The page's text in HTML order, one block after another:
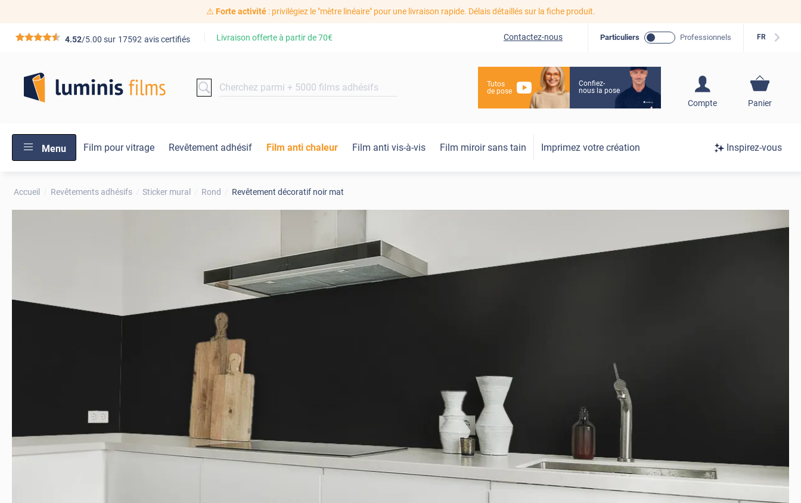
⚠️ Forte activité: privilégiez le "mètre linéaire" pour une livraison rapide. Délais détaillés sur la fiche produit.
*****4.52/5.00 sur 17592 avis certifiés Livraison offerte à partir de70€ Contactez-nous Particuliers Professionnels FR
Tutos
de pose
Confiez-
nous la pose
Compte
S'inscrire / Se
Panier
Menu Film pour vitrage Revêtement adhésif Film anti chaleur Film anti vis-à-vis Film miroir sans tain Imprimez votre création Inspirez-vous
Accueil Revêtements adhésifs Sticker mural Rond Revêtement décoratif noir mat